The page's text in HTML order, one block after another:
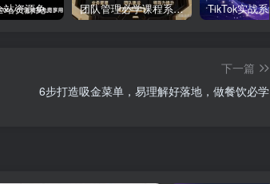
开通会员全站资源免费下载 开通VIP会员 HY资源库 团队管理必学课程系列，阿里巴巴“腿部三板斧”
下一篇
6步打造吸金菜单，易理解好落地，做餐饮必学